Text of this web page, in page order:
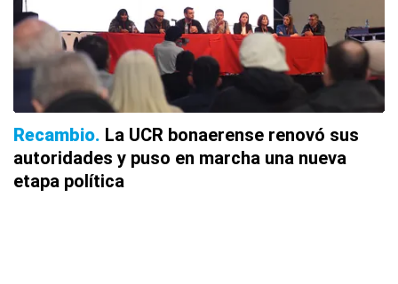
Recambio La UCR bonaerense renovó sus
autoridades y puso en marcha una nueva
etapa política